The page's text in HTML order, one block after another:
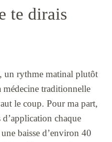
te dirais
un rythme matinal plutôt
traditionnelle
le coup. Pour ma part,
chaque
baisse d’environ 40